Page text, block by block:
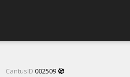
CantusID 002509